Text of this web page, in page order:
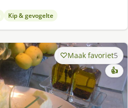
Kip & gevogelte
Maak favoriet5
👍